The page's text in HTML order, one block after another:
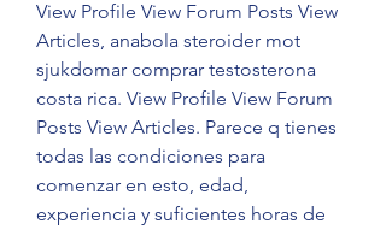
View Profile View Forum Posts View
Articles, anabola steroider mot
sjukdomar comprar testosterona
costa rica. View Profile View Forum
Posts View Articles. Parece q tienes
todas las condiciones para
comenzar en esto, edad,
experiencia y suficientes horas de